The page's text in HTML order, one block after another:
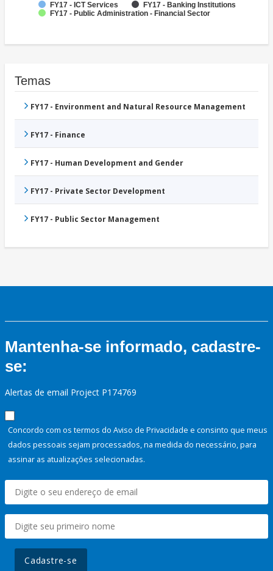
FY17 - ICT Services
FY17 - Banking Institutions
FY17 - Public Administration - Financial Sector
Temas
FY17 - Environment and Natural Resource Management
FY17 - Finance
FY17 - Human Development and Gender
FY17 - Private Sector Development
FY17 - Public Sector Management
Mantenha-se informado, cadastre-
se:
Alertas de email Project P174769
Concordo com os termos do Aviso de Privacidade e consinto que meus
dados pessoais sejam processados, na medida do necessário, para
assinar as atualizações selecionadas.
Cadastre-se